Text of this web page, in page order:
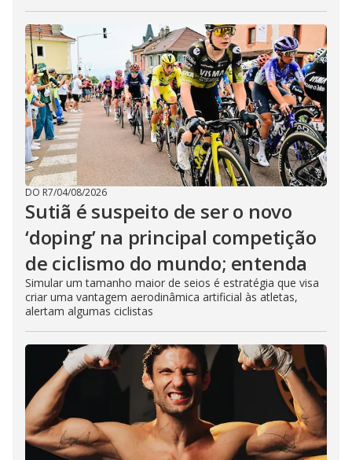
DO R7/04/08/2026
Sutiã é suspeito de ser o novo
‘doping’ na principal competição
de ciclismo do mundo; entenda
Simular um tamanho maior de seios é estratégia que visa
criar uma vantagem aerodinâmica artificial às atletas,
alertam algumas ciclistas